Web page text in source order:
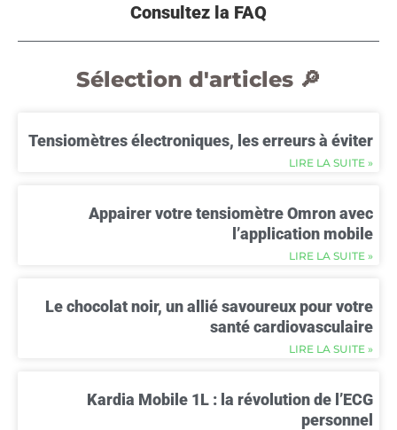
Consultez la FAQ
Sélection d'articles 🔎
Tensiomètres électroniques, les erreurs à éviter
LIRE LA SUITE »
Appairer votre tensiomètre Omron avec
l’application mobile
LIRE LA SUITE »
Le chocolat noir, un allié savoureux pour votre
santé cardiovasculaire
LIRE LA SUITE »
Kardia Mobile 1L : la révolution de l’ECG
personnel